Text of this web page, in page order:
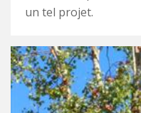
un tel projet.